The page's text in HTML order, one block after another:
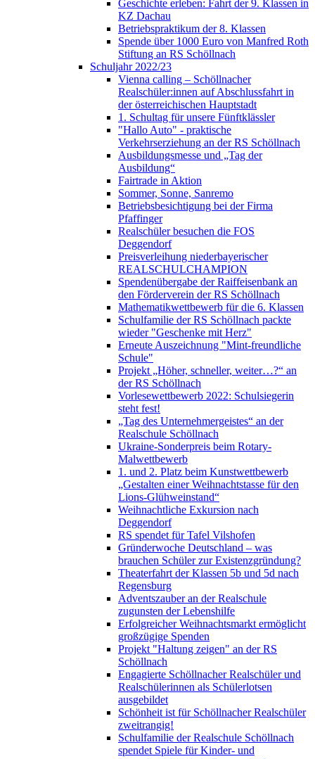
Geschichte erleben: Fahrt der 9. Klassen in
KZ Dachau
Betriebspraktikum der 8. Klassen
Spende über 1000 Euro von Manfred Roth
Stiftung an RS Schöllnach
Schuljahr 2022/23
Vienna calling – Schöllnacher
Realschüler:innen auf Abschlussfahrt in
der österreichischen Hauptstadt
1. Schultag für unsere Fünftklässler
"Hallo Auto" - praktische
Verkehrserziehung an der RS Schöllnach
Ausbildungsmesse und „Tag der
Ausbildung“
Fairtrade in Aktion
Sommer, Sonne, Sanremo
Betriebsbesichtigung bei der Firma
Pfaffinger
Realschüler besuchen die FOS
Deggendorf
Preisverleihung niederbayerischer
REALSCHULCHAMPION
Spendenübergabe der Raiffeisenbank an
den Förderverein der RS Schöllnach
Mathematikwettbewerb für die 6. Klassen
Schulfamilie der RS Schöllnach packte
wieder "Geschenke mit Herz"
Erneute Auszeichnung "Mint-freundliche
Schule"
Projekt „Höher, schneller, weiter…?“ an
der RS Schöllnach
Vorlesewettbewerb 2022: Schulsiegerin
steht fest!
„Tag des Unternehmergeistes“ an der
Realschule Schöllnach
Ukraine-Sonderpreis beim Rotary-
Malwettbewerb
1. und 2. Platz beim Kunstwettbewerb
„Gestalten einer Weihnachtstasse für den
Lions-Glühweinstand“
Weihnachtliche Exkursion nach
Deggendorf
RS spendet für Tafel Vilshofen
Gründerwoche Deutschland – was
brauchen Schüler zur Existenzgründung?
Theaterfahrt der Klassen 5b und 5d nach
Regensburg
Adventszauber an der Realschule
zugunsten der Lebenshilfe
Erfolgreicher Weihnachtsmarkt ermöglicht
großzügige Spenden
Projekt "Haltung zeigen" an der RS
Schöllnach
Engagierte Schöllnacher Realschüler und
Realschülerinnen als Schülerlotsen
ausgebildet
Schönheit ist für Schöllnacher Realschüler
zweitrangig!
Schulfamilie der Realschule Schöllnach
spendet Spiele für Kinder- und